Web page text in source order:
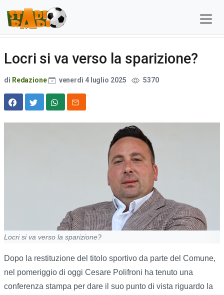
Locri si va verso la sparizione?
di Redazione venerdì 4 luglio 2025 5370
Locri si va verso la sparizione?
Dopo la restituzione del titolo sportivo da parte del Comune,
nel pomeriggio di oggi Cesare Polifroni ha tenuto una
conferenza stampa per dare il suo punto di vista riguardo la